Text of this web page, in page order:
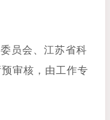
员会、江苏省科
审核，由工作专